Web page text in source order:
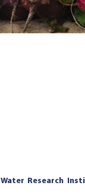
Research